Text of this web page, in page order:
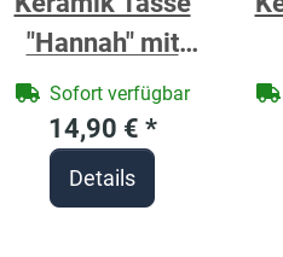
"Hannah" mit
farbigen Henkel
Motivdruck Rosa
Winter Bärchen
Sofort verfügbar
14,90 € *
Details